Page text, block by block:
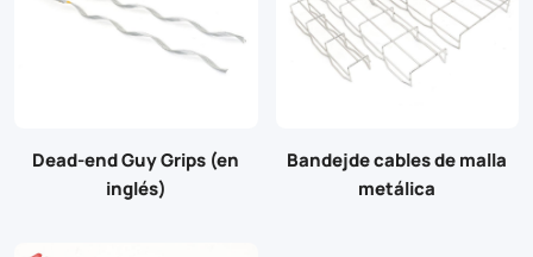
Dead-end Guy Grips (en
inglés)
Bandejde cables de malla
metálica